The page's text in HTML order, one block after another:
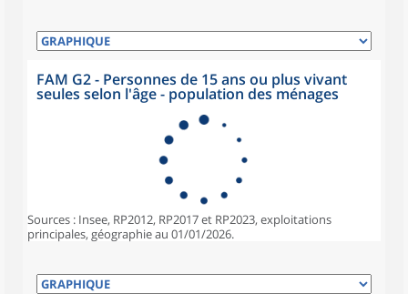
FAM G2 - Personnes de 15 ans ou plus vivant
seules selon l'âge - population des ménages
Sources : Insee, RP2012, RP2017 et RP2023, exploitations
principales, géographie au 01/01/2026.